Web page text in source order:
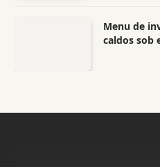
Menu de
caldos sob